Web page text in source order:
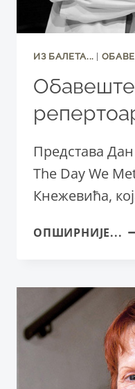
ИЗ БАЛЕТА... |
Представа
The Day We
Кнежевића,
ОПШИРНИЈЕ...